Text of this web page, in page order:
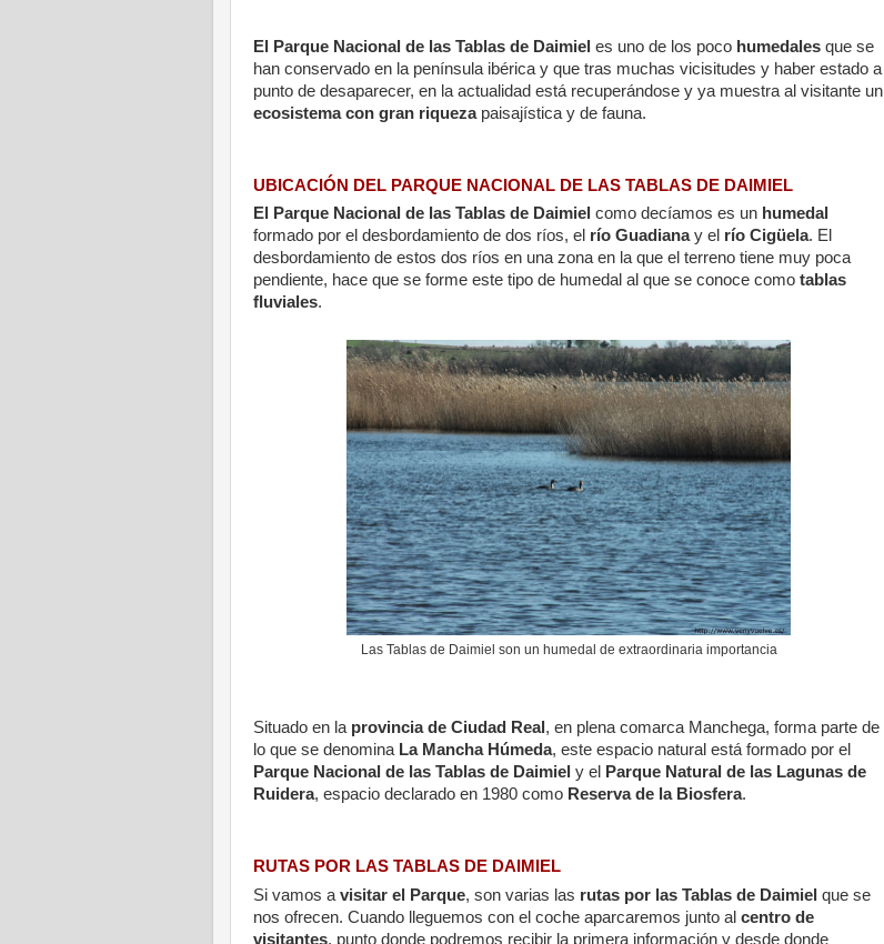
El Parque Nacional de las Tablas de Daimiel es uno de los poco humedales que se
han conservado en la península ibérica y que tras muchas vicisitudes y haber estado a
punto de desaparecer, en la actualidad está recuperándose y ya muestra al visitante un
ecosistema con gran riquezapaisajística y de fauna.
UBICACIÓN DEL PARQUE NACIONAL DE LAS TABLAS DE DAIMIEL
El Parque Nacional de las Tablas de Daimiel como decíamos es un humedal
formado por el desbordamiento de dos ríos, el río Guadianay el río Cigüela. El
desbordamiento de estos dos ríos en una zona en la que el terreno tiene muy poca
pendiente, hace que se forme este tipo de humedal al que se conoce como tablas
fluviales.
Las Tablas de Daimiel son un humedal de extraordinaria importancia
Situado en la provincia de Ciudad Real , en plena comarca Manchega, forma parte de
lo que se denomina La Mancha Húmeda, este espacio natural está formado por el
Parque Nacional de las Tablas de Daimiel y el
Parque Natural de las Lagunas de
Ruidera, espacio declarado en 1980 como Reserva de la Biosfera.
RUTAS POR LAS TABLAS DE DAIMIEL
Si vamos a visitar el Parque, son varias las rutas por las Tablas de Daimiel que se
nos ofrecen. Cuando lleguemos con el coche aparcaremos junto al centro de
visitantes, punto donde podremos recibir la primera información y desde donde